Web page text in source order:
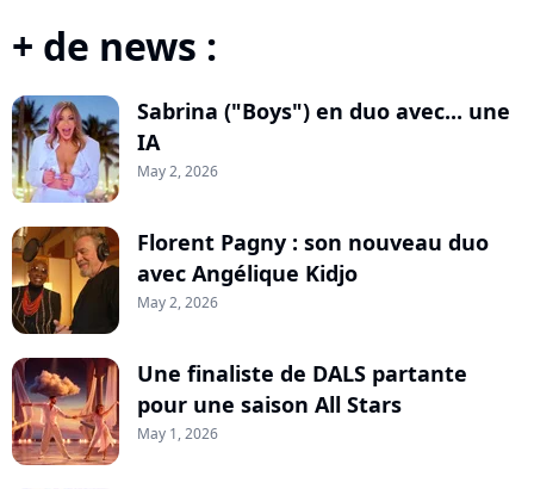
+ de news :
Sabrina ("Boys") en duo avec... une
IA
May 2, 2026
Florent Pagny : son nouveau duo
avec Angélique Kidjo
May 2, 2026
Une finaliste de DALS partante
pour une saison All Stars
May 1, 2026